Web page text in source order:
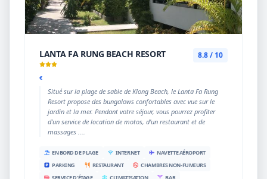
LANTA FA RUNG BEACH RESORT
€
8.8 / 10
Situé sur la plage de sable de Klong Beach, le Lanta Fa Rung
Resort propose des bungalows confortables avec vue sur le
jardin et la mer. Pendant votre séjour, vous pourrez profiter
d'un service de location de motos, d'un restaurant et de
massages ....
EN BORD DE PLAGE INTERNET
NAVETTE AÉROPORT
PARKING
RESTAURANT
CHAMBRES NON-FUMEURS